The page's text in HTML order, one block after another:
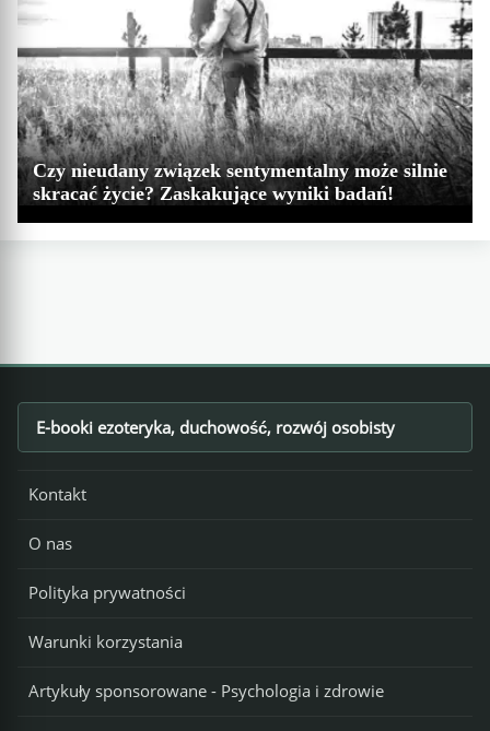
Czy nieudany związek sentymentalny może silnie
skracać życie? Zaskakujące wyniki badań!
Footer
E-booki ezoteryka, duchowość, rozwój osobisty
Kontakt
O nas
Polityka prywatności
Warunki korzystania
Artykuły sponsorowane - Psychologia i zdrowie